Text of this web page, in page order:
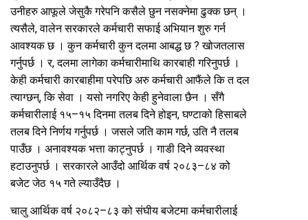
उनीहरु आफूले जेसुकै गरेपनि कसैले छुन नसक्नेमा ढुक्क छन् ।
त्यसैले, वालेन सरकारले कर्मचारी सफाई अभियान शुरु गर्न
आवश्यक छ । कुन कर्मचारी कुन दलमा आबद्ध छ ? खोजतलास
गर्नुपर्छ । र, दलमा लागेका कर्मचारीमाथि कारबाही गरिनुपर्छ ।
केही कर्मचारी कारबाहीमा परेपछि अरु कर्मचारी आफैंले कि त दल
त्याग्छन्, कि सेवा । यसो नगरिए केही हुनेवाला छैन । सँगै
कर्मचारीलाई १५–१५ दिनमा तलब दिने होइन, घण्टाको हिसाबले
तलब दिने निर्णय गर्नुपर्छ । जसले जति काम गर्छ, उति नै तलब
पाउँछ । अनावश्यक भत्ता काट्नुपर्छ । गाडी दिने व्यवस्था
हटाउनुपर्छ । सरकारले आउँदो आर्थिक वर्ष २०८३–८४ को
बजेट जेठ १५ गते ल्याउँदैछ ।
चालु आर्थिक वर्ष २०८२–८३ को संघीय बजेटमा कर्मचारीलाई